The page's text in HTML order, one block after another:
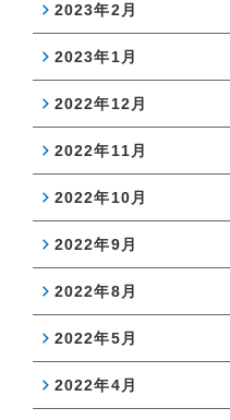
2023年2月
2023年1月
2022年12月
2022年11月
2022年10月
2022年9月
2022年8月
2022年5月
2022年4月